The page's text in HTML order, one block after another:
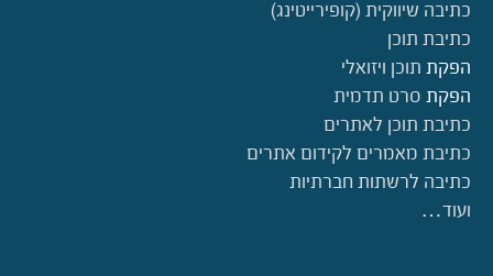
כתיבה שיווקית (קופירייטינג)
כתיבת תוכן
הפקת תוכן ויזואלי
הפקת סרט תדמית
כתיבת תוכן לאתרים
כתיבת מאמרים לקידום אתרים
כתיבה לרשתות חברתיות
ועוד…